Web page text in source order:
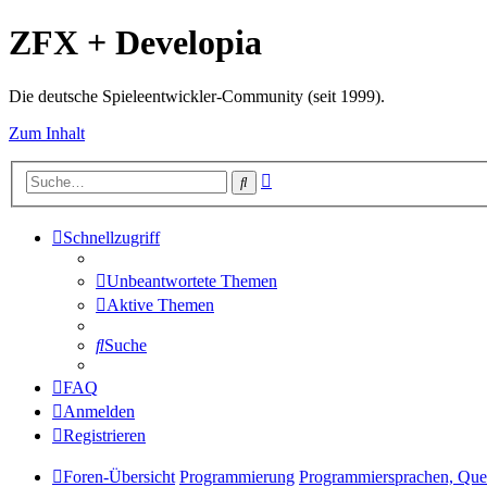
ZFX + Developia
Die deutsche Spieleentwickler-Community (seit 1999).
Zum Inhalt
Suche
Schnellzugriff
Unbeantwortete Themen
Aktive Themen
Suche
FAQ
Anmelden
Registrieren
Foren-Übersicht Programmierung Programmiersprachen,